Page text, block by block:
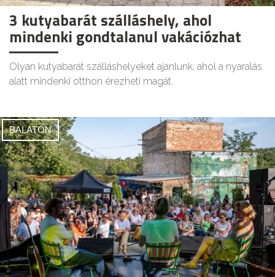
3 kutyabarát szálláshely, ahol
mindenki gondtalanul vakációzhat
Olyan kutyabarát szálláshelyeket ajánlunk, ahol a nyaralás
alatt mindenki otthon érezheti magát.
BALATON